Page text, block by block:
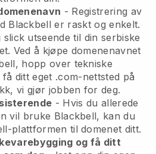
- Registrering av
Blackbell er raskt og enkelt.
utseende til din serbiske
Ved å kjøpe domenenavnet
hopp over tekniske
ditt eget .com-nettsted på
vi gjør jobben for deg.
- Hvis du allerede
vil bruke Blackbell, kan du
plattformen til domenet ditt.
og få ditt